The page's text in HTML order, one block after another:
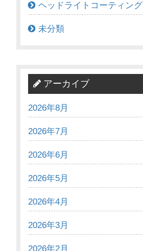
ヘッドライトコーティング
未分類
アーカイブ
2026年8月
2026年7月
2026年6月
2026年5月
2026年4月
2026年3月
2026年2月